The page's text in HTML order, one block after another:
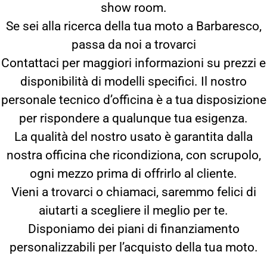
show room.
Se sei alla ricerca della tua moto a Barbaresco,
passa da noi a trovarci
Contattaci per maggiori informazioni su prezzi e
disponibilità di modelli specifici. Il nostro
personale tecnico d’officina è a tua disposizione
per rispondere a qualunque tua esigenza.
La qualità del nostro usato è garantita dalla
nostra officina che ricondiziona, con scrupolo,
ogni mezzo prima di offrirlo al cliente.
Vieni a trovarci o chiamaci, saremmo felici di
aiutarti a scegliere il meglio per te.
Disponiamo dei piani di finanziamento
personalizzabili per l’acquisto della tua moto.